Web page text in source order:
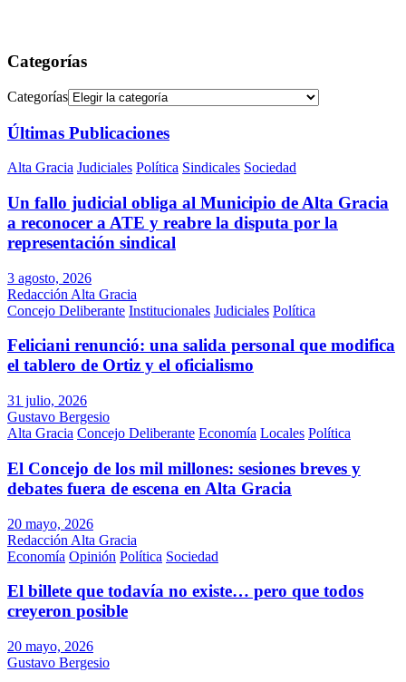
Categorías
Categorías
Últimas Publicaciones
Alta Gracia Judiciales Política Sindicales Sociedad
Un fallo judicial obliga al Municipio de Alta Gracia
a reconocer a ATE y reabre la disputa por la
representación sindical
3 agosto, 2026
Redacción Alta Gracia
Concejo Deliberante Institucionales Judiciales Política
Feliciani renunció: una salida personal que modifica
el tablero de Ortiz y el oficialismo
31 julio, 2026
Gustavo Bergesio
Alta Gracia Concejo Deliberante Economía Locales Política
El Concejo de los mil millones: sesiones breves y
debates fuera de escena en Alta Gracia
20 mayo, 2026
Redacción Alta Gracia
Economía Opinión Política Sociedad
El billete que todavía no existe… pero que todos
creyeron posible
20 mayo, 2026
Gustavo Bergesio